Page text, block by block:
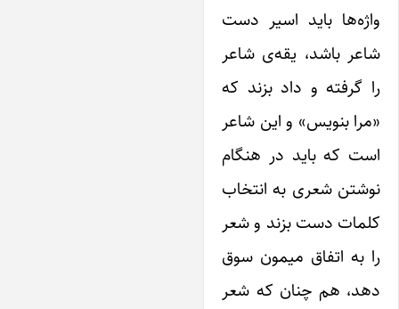
باید اسیر دست
باشد،‌ یقه‌ی شاعر
گرفته و داد بزند که
بنویس» و این شاعر
که باید در هنگام
شعری به انتخاب
دست بزند و شعر
به اتفاق میمون سوق
هم چنان که شعر‌